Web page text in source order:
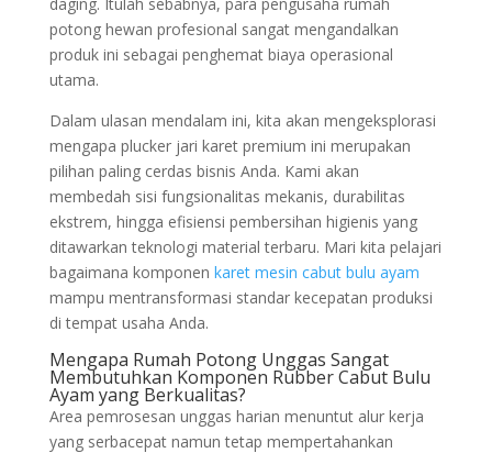
potong hewan profesional sangat mengandalkan
produk ini sebagai penghemat biaya operasional
utama.
Dalam ulasan mendalam ini, kita akan mengeksplorasi
mengapa plucker jari karet premium ini merupakan
pilihan paling cerdas bisnis Anda. Kami akan
membedah sisi fungsionalitas mekanis, durabilitas
ekstrem, hingga efisiensi pembersihan higienis yang
ditawarkan teknologi material terbaru. Mari kita pelajari
bagaimana komponen karet mesin cabut bulu ayam
mampu mentransformasi standar kecepatan produksi
di tempat usaha Anda.
Mengapa Rumah Potong Unggas Sangat
Membutuhkan Komponen Rubber Cabut Bulu
Ayam yang Berkualitas?
Area pemrosesan unggas harian menuntut alur kerja
yang serbacepat namun tetap mempertahankan